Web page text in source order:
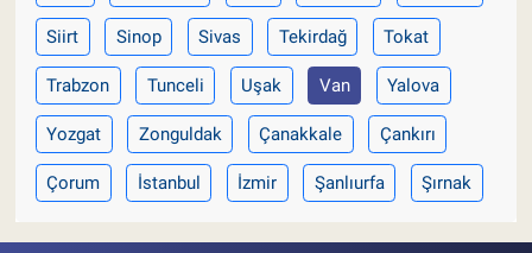
Siirt Sinop Sivas Tekirdağ Tokat
Trabzon Tunceli Uşak Van Yalova
Yozgat Zonguldak Çanakkale Çankırı
Çorum İstanbul İzmir Şanlıurfa Şırnak